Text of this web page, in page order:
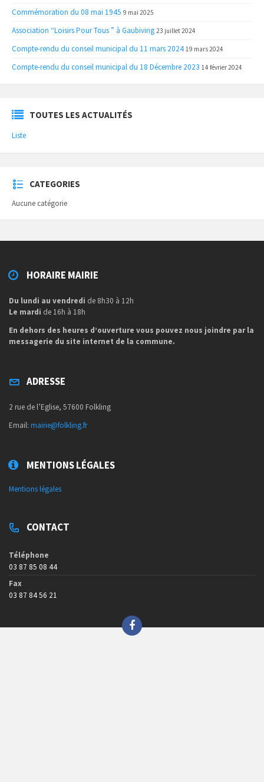
Commémoration du 08 mai 1945 9 mai 2025
Association “Loisirs Pour Tous ” à Gaubiving 23 juillet 2024
Compte-rendu du conseil municipal du 11 mars 2024 19 mars 2024
Compte-rendu du conseil municipal du 18 Décembre 2023 14 février 2024
TOUTES LES ACTUALITÉS
Liste
CATEGORIES
Aucune catégorie
HORAIRE MAIRIE
Du lundi au vendredi de 8h30 à 12h
Le mardi de 16h à 18h
En dehors des heures d’ouverture vous pouvez nous joindre par la
messagerie du site internet de la commune.
ADRESSE
2 rue de l’Eglise, 57600 Folkling
Email: mairie@folkling.fr
MENTIONS LÉGALES
Mentions légales
CONTACT
Téléphone
03 87 85 08 44
Fax
03 87 84 56 21